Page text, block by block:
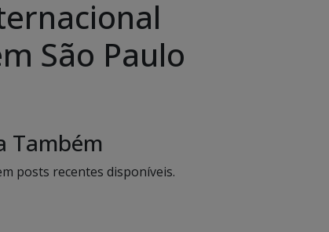
São Paulo
Também
posts recentes disponíveis.